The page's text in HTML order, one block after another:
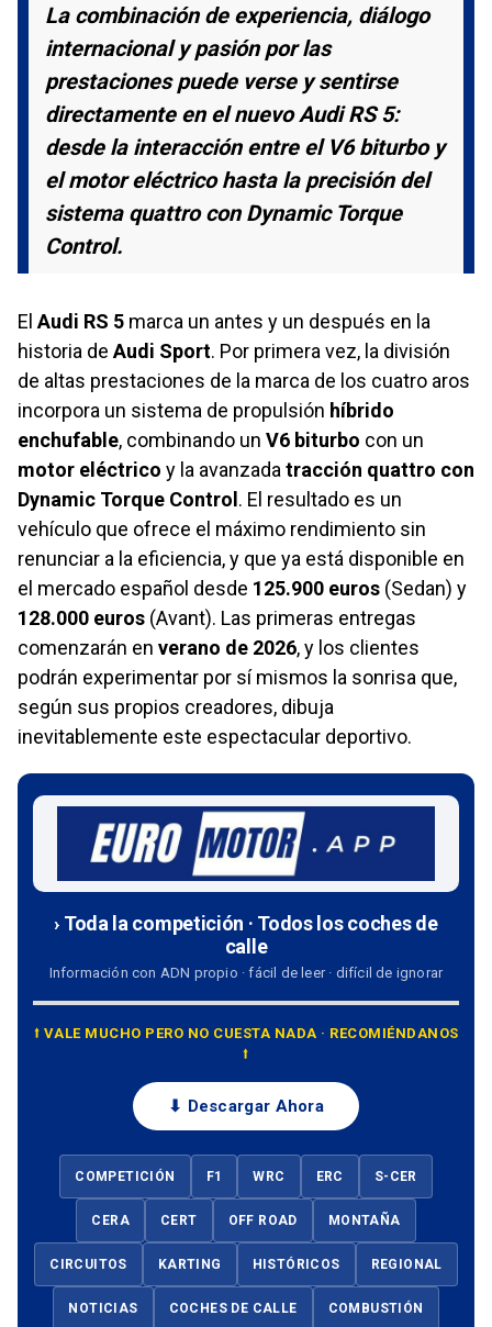
La combinación de experiencia, diálogo
internacional y pasión por las
prestaciones puede verse y sentirse
directamente en el nuevo Audi RS 5:
desde la interacción entre el V6 biturbo y
el motor eléctrico hasta la precisión del
sistema quattro con Dynamic Torque
Control.
El Audi RS 5 marca un antes y un después en la
historia de Audi Sport. Por primera vez, la división
de altas prestaciones de la marca de los cuatro aros
incorpora un sistema de propulsión híbrido
enchufable, combinando un V6 biturbo con un
motor eléctrico y la avanzada tracción quattro con
Dynamic Torque Control. El resultado es un
vehículo que ofrece el máximo rendimiento sin
renunciar a la eficiencia, y que ya está disponible en
el mercado español desde 125.900 euros (Sedan) y
128.000 euros (Avant). Las primeras entregas
comenzarán en verano de 2026, y los clientes
podrán experimentar por sí mismos la sonrisa que,
según sus propios creadores, dibuja
inevitablemente este espectacular deportivo.
› Toda la competición · Todos los coches de
calle
Información con ADN propio · fácil de leer · difícil de ignorar
⭡ VALE MUCHO PERO NO CUESTA NADA · RECOMIÉNDANOS
⭡
⬇ Descargar Ahora
COMPETICIÓN F1 WRC ERC S-CER
CERA CERT OFF ROAD MONTAÑA
CIRCUITOS KARTING HISTÓRICOS REGIONAL
NOTICIAS COCHES DE CALLE COMBUSTIÓN